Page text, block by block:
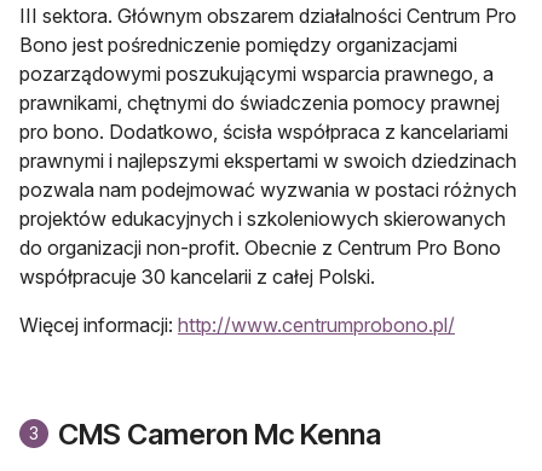
III sektora. Głównym obszarem działalności Centrum Pro
Bono jest pośredniczenie pomiędzy organizacjami
pozarządowymi poszukującymi wsparcia prawnego, a
prawnikami, chętnymi do świadczenia pomocy prawnej
pro bono. Dodatkowo, ścisła współpraca z kancelariami
prawnymi i najlepszymi ekspertami w swoich dziedzinach
pozwala nam podejmować wyzwania w postaci różnych
projektów edukacyjnych i szkoleniowych skierowanych
do organizacji non-profit. Obecnie z Centrum Pro Bono
współpracuje 30 kancelarii z całej Polski.
Więcej informacji: http://www.centrumprobono.pl/otwiera
3 CMS Cameron Mc Kenna